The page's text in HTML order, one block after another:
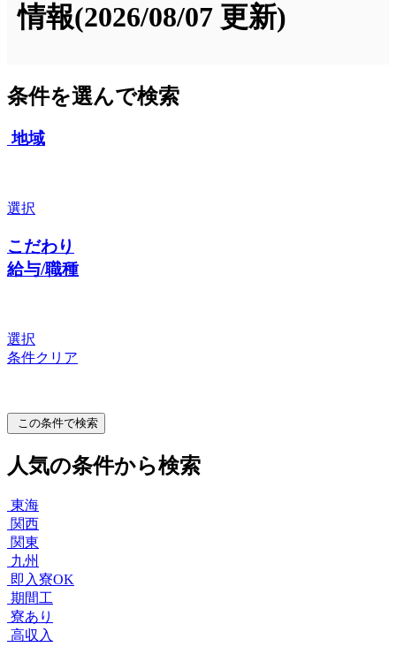
情報(2026/08/07 更新)
条件を選んで検索
地域
選択
こだわり
給与/職種
選択
条件クリア
この条件で検索
人気の条件から検索
東海
関西
関東
九州
即入寮OK
期間工
寮あり
高収入